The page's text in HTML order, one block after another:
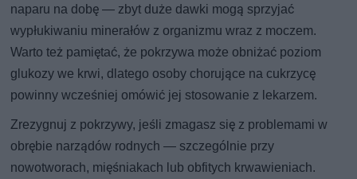
naparu na dobę — zbyt duże dawki mogą sprzyjać
wypłukiwaniu minerałów z organizmu wraz z moczem.
Warto też pamiętać, że pokrzywa może obniżać poziom
glukozy we krwi, dlatego osoby chorujące na cukrzycę
powinny wcześniej omówić jej stosowanie z lekarzem.
Zrezygnuj z pokrzywy, jeśli zmagasz się z problemami w
obrębie narządów rodnych — szczególnie przy
nowotworach, mięśniakach lub obfitych krwawieniach.